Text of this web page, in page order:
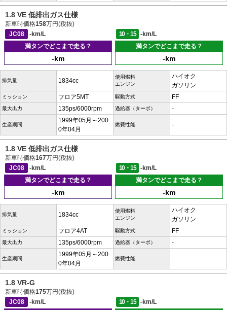
1.8 VE 低排出ガス仕様
新車時価格158万円(税抜)
JC08
-km/L 10・15
-km/L
満タンでどこまで走る？
-km
満タンでどこまで走る？
-km
排気量 1834cc
使用燃料
エンジン
ハイオク
ガソリン
ミッション フロア5MT 駆動方式 FF
最大出力 135ps/6000rpm 過給器（ターボ） -
生産期間
1999年05月～200
0年04月
燃費性能 -
1.8 VE 低排出ガス仕様
新車時価格167万円(税抜)
JC08
-km/L 10・15
-km/L
満タンでどこまで走る？
-km
満タンでどこまで走る？
-km
排気量 1834cc
使用燃料
エンジン
ハイオク
ガソリン
ミッション フロア4AT 駆動方式 FF
最大出力 135ps/6000rpm 過給器（ターボ） -
生産期間
1999年05月～200
0年04月
燃費性能 -
1.8 VR-G
新車時価格175万円(税抜)
JC08
-km/L 10・15
-km/L